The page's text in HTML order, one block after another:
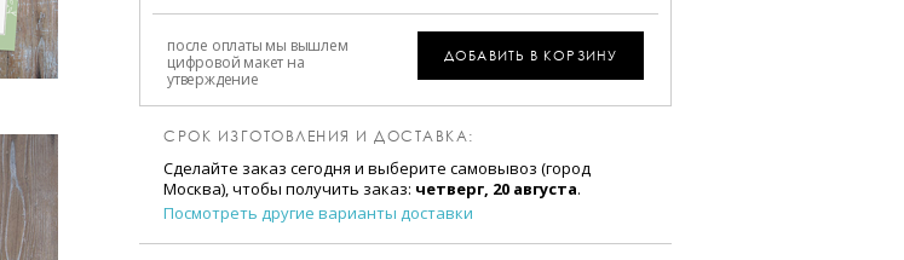
после оплаты мы вышлем
цифровой макет на
утверждение
ДОБАВИТЬ В КОРЗИНУ
СРОК ИЗГОТОВЛЕНИЯ И ДОСТАВКА:
Сделайте заказ сегодня и выберите самовывоз (город
Москва), чтобы получить заказ: четверг, 20 августа.
Посмотреть другие варианты доставки